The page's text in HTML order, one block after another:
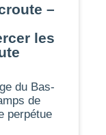
–
les
du Bas-
de
perpétue